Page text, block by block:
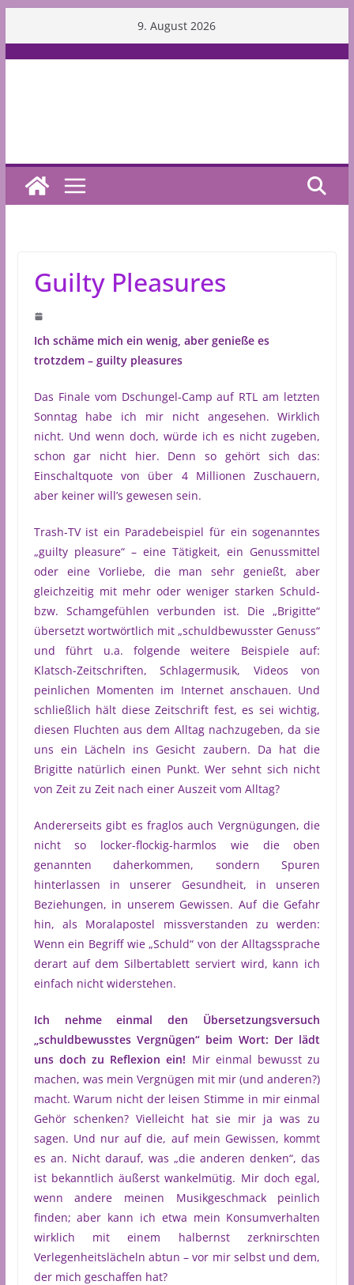
to
content
9. August 2026
Guilty Pleasures
Ich schäme mich ein wenig, aber genieße es
trotzdem – guilty pleasures
Das Finale vom Dschungel-Camp auf RTL am letzten
Sonntag habe ich mir nicht angesehen. Wirklich
nicht. Und wenn doch, würde ich es nicht zugeben,
schon gar nicht hier. Denn so gehört sich das:
Einschaltquote von über 4 Millionen Zuschauern,
aber keiner will’s gewesen sein.
Trash-TV ist ein Paradebeispiel für ein sogenanntes
„guilty pleasure“ – eine Tätigkeit, ein Genussmittel
oder eine Vorliebe, die man sehr genießt, aber
gleichzeitig mit mehr oder weniger starken Schuld-
bzw. Schamgefühlen verbunden ist. Die „Brigitte“
übersetzt wortwörtlich mit „schuldbewusster Genuss“
und führt u.a. folgende weitere Beispiele auf:
Klatsch-Zeitschriften, Schlagermusik, Videos von
peinlichen Momenten im Internet anschauen. Und
schließlich hält diese Zeitschrift fest, es sei wichtig,
diesen Fluchten aus dem Alltag nachzugeben, da sie
uns ein Lächeln ins Gesicht zaubern. Da hat die
Brigitte natürlich einen Punkt. Wer sehnt sich nicht
von Zeit zu Zeit nach einer Auszeit vom Alltag?
Andererseits gibt es fraglos auch Vergnügungen, die
nicht so locker-flockig-harmlos wie die oben
genannten daherkommen, sondern Spuren
hinterlassen in unserer Gesundheit, in unseren
Beziehungen, in unserem Gewissen. Auf die Gefahr
hin, als Moralapostel missverstanden zu werden:
Wenn ein Begriff wie „Schuld“ von der Alltagssprache
derart auf dem Silbertablett serviert wird, kann ich
einfach nicht widerstehen.
Ich nehme einmal den Übersetzungsversuch
„schuldbewusstes Vergnügen“ beim Wort: Der lädt
uns doch zu Reflexion ein! Mir einmal bewusst zu
machen, was mein Vergnügen mit mir (und anderen?)
macht. Warum nicht der leisen Stimme in mir einmal
Gehör schenken? Vielleicht hat sie mir ja was zu
sagen. Und nur auf die, auf mein Gewissen, kommt
es an. Nicht darauf, was „die anderen denken“, das
ist bekanntlich äußerst wankelmütig. Mir doch egal,
wenn andere meinen Musikgeschmack peinlich
finden; aber kann ich etwa mein Konsumverhalten
wirklich mit einem halbernst zerknirschten
Verlegenheitslächeln abtun – vor mir selbst und dem,
der mich geschaffen hat?